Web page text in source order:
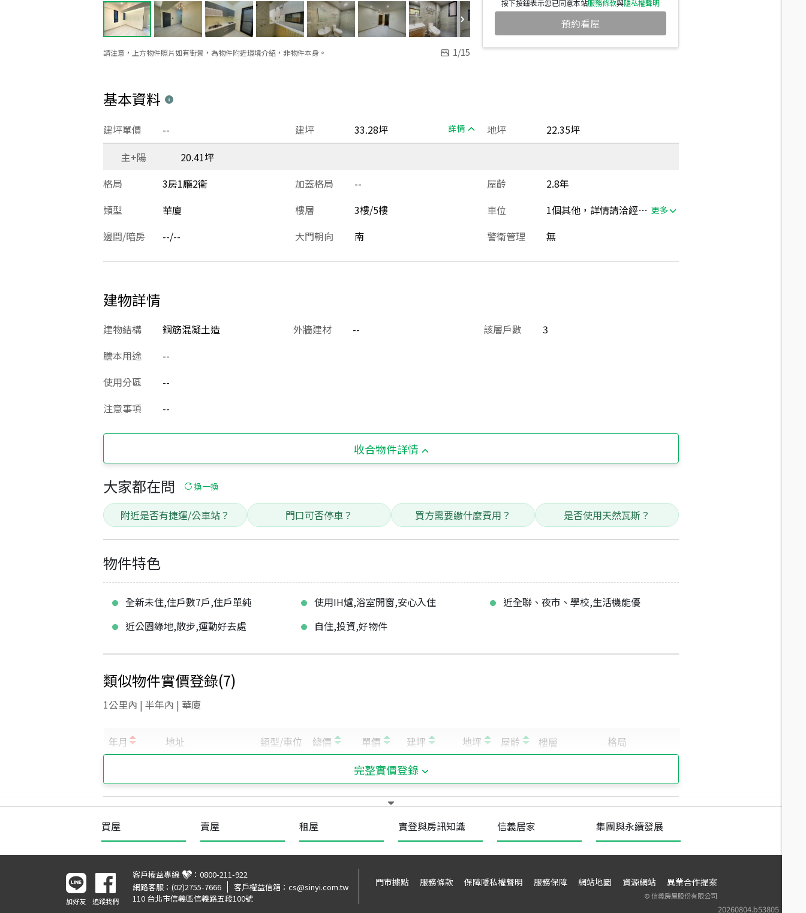
請注意，上方物件照片如有街景，為物件附近環境介紹，非物件本身。 1/15
按下按鈕表示您已同意本站服務條款與隱私權聲明
預約看屋
基本資料
建坪 33.28坪 詳情
建坪單價 -- 地坪
22.35坪
主+陽
20.41坪
格局
3房1廳2衛 加蓋格局 -- 屋齡
2.8年
類型
華廈 樓層 3樓/5樓 車位 1個其他，詳情請洽經紀人員 更多
邊間/暗房 --/-- 大門朝向 南 警衛管理 無
建物詳情
建物結構 鋼筋混凝土造 外牆建材 -- 該層戶數
3
謄本用途
--
使用分區
--
注意事項
--
收合物件詳情
大家都在問 換一換
附近是否有捷運/公車站？ 門口可否停車？ 買方需要繳什麼費用？ 是否使用天然瓦斯？
物件特色
全新未住,住戶數7戶,住戶單純 使用IH爐,浴室開窗,安心入住
近全聯、夜市、學校,生活機能優
近公園綠地,散步,運動好去處
自住,投資,好物件
類似物件實價登錄(7)
1公里內 | 半年內 | 華廈
完整實價登錄
買屋 賣屋 租屋 實登與房訊知識 信義居家 集團與永續發展
20260804.b53805
加好友 追蹤我們
客戶權益專線 ： 0800-211-922
網路客服： (02)2755-7666 客戶權益信箱： cs@sinyi.com.tw
110 台北市信義區信義路五段100號
門市據點 服務條款 保障隱私權聲明 服務保障 網站地圖 資源網站 異業合作提案
©信義房屋股份有限公司